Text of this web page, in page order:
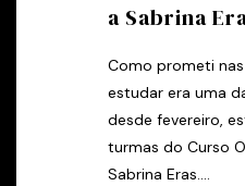
a Sabrina
Como prometi
estudar era uma
desde fevereiro,
turmas do Curso
Sabrina Eras....